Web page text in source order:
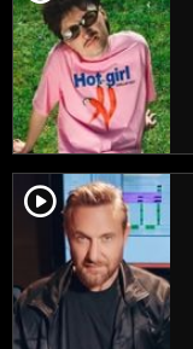
player2